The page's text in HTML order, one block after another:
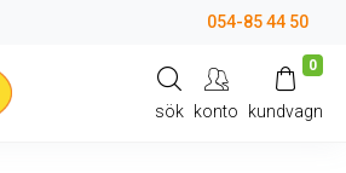
054-85 44 50
sök konto
0
kundvagn